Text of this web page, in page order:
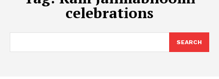
celebrations
SEARCH